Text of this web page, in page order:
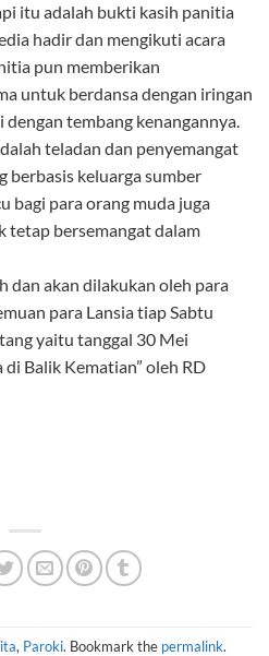
itu adalah bukti kasih panitia
hadir dan mengikuti acara
pun memberikan
untuk berdansa dengan iringan
dengan tembang kenangannya.
teladan dan penyemangat
berbasis keluarga sumber
bagi para orang muda juga
tetap bersemangat dalam
dan akan dilakukan oleh para
para Lansia tiap Sabtu
yaitu tanggal 30 Mei
di Balik Kematian” oleh RD
, Paroki. Bookmark the permalink.